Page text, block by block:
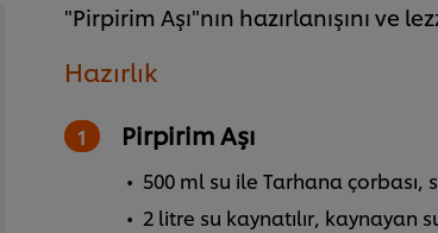
"Pirpirim Aşı"nın hazırlanışını ve
Hazırlık
Pirpirim Aşı
500 ml su ile Tarhana çorbası,
2 litre su kaynatılır, kaynayan